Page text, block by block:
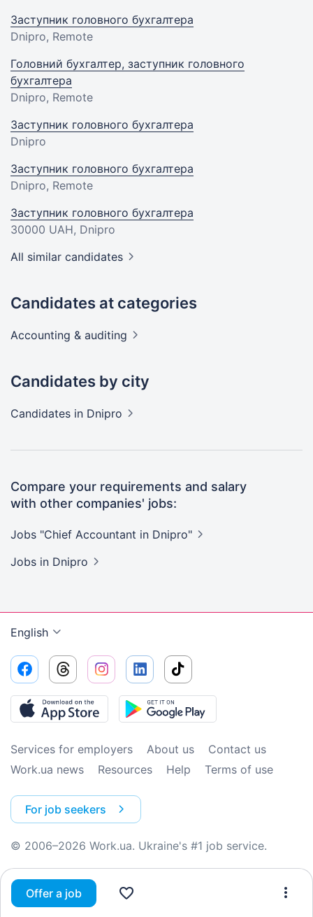
Offer a job
Заступник головного бухгалтера
Dnipro, Remote
Головний бухгалтер, заступник головного
бухгалтера
Dnipro, Remote
Заступник головного бухгалтера
Dnipro
Заступник головного бухгалтера
Dnipro, Remote
Заступник головного бухгалтера
30000 UAH, Dnipro
All similar candidates
Candidates at categories
Accounting & auditing
Candidates by city
Candidates in Dnipro
Compare your requirements and salary
with other companies' jobs:
Jobs "Chief Accountant in Dnipro"
Jobs in Dnipro
English
Services for employers About us
Contact us
Work.ua news
Resources Help Terms of use
For job seekers
© 2006–2026 Work.ua. Ukraine's #1 job service.